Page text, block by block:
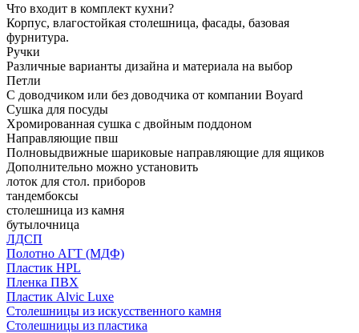
Что входит в комплект кухни?
Корпус, влагостойкая столешница, фасады, базовая
фурнитура.
Ручки
Различные варианты дизайна и материала на выбор
Петли
С доводчиком или без доводчика от компании Boyard
Сушка для посуды
Хромированная сушка с двойным поддоном
Направляющие пвш
Полновыдвижные шариковые направляющие для ящиков
Дополнительно можно установить
лоток для стол. приборов
тандембоксы
столешница из камня
бутылочница
ЛДСП
Полотно АГТ (МДФ)
Пластик HPL
Пленка ПВХ
Пластик Alvic Luxe
Столешницы из искусственного камня
Столешницы из пластика